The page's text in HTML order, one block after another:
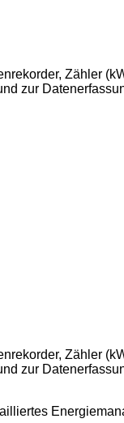
Zähler
zur
Zähler
zur